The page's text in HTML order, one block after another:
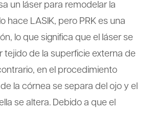
un láser para remodelar la
hace LASIK, pero PRK es una
lo que significa que el láser se
tejido de la superficie externa de
en el procedimiento
la córnea se separa del ojo y el
se altera. Debido a que el